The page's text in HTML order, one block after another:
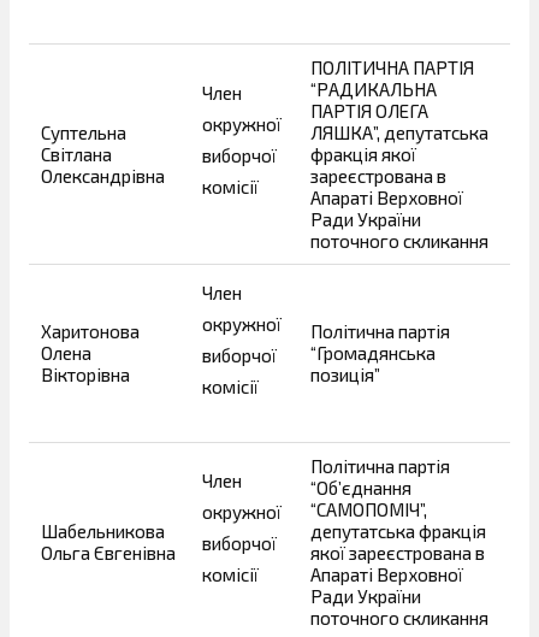
Суптельна
Світлана
Олександрівна
Член
окружної
виборчої
комісії
ПОЛІТИЧНА ПАРТІЯ
“РАДИКАЛЬНА
ПАРТІЯ ОЛЕГА
ЛЯШКА”, депутатська
фракція якої
зареєстрована в
Апараті Верховної
Ради України
поточного скликання
Харитонова
Олена
Вікторівна
Член
окружної
виборчої
комісії
Політична партія
“Громадянська
позиція”
Шабельникова
Ольга Євгенівна
Член
окружної
виборчої
комісії
Політична партія
“Об’єднання
“САМОПОМІЧ”,
депутатська фракція
якої зареєстрована в
Апараті Верховної
Ради України
поточного скликання